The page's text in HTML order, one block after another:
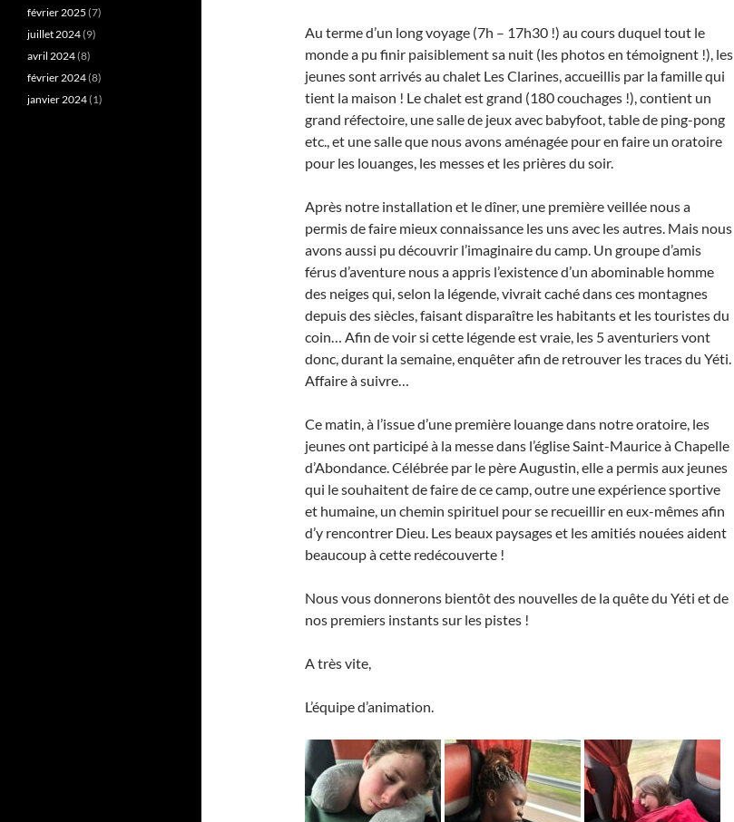
Au terme d’un long voyage (7h – 17h30 !) au cours duquel tout le
monde a pu finir paisiblement sa nuit (les photos en témoignent !), les
jeunes sont arrivés au chalet Les Clarines, accueillis par la famille qui
tient la maison ! Le chalet est grand (180 couchages !), contient un
grand réfectoire, une salle de jeux avec babyfoot, table de ping-pong
etc., et une salle que nous avons aménagée pour en faire un oratoire
pour les louanges, les messes et les prières du soir.
Après notre installation et le dîner, une première veillée nous a
permis de faire mieux connaissance les uns avec les autres. Mais nous
avons aussi pu découvrir l’imaginaire du camp. Un groupe d’amis
férus d’aventure nous a appris l’existence d’un abominable homme
des neiges qui, selon la légende, vivrait caché dans ces montagnes
depuis des siècles, faisant disparaître les habitants et les touristes du
coin… Afin de voir si cette légende est vraie, les 5 aventuriers vont
donc, durant la semaine, enquêter afin de retrouver les traces du Yéti.
Affaire à suivre…
Ce matin, à l’issue d’une première louange dans notre oratoire, les
jeunes ont participé à la messe dans l’église Saint-Maurice à Chapelle
d’Abondance. Célébrée par le père Augustin, elle a permis aux jeunes
qui le souhaitent de faire de ce camp, outre une expérience sportive
et humaine, un chemin spirituel pour se recueillir en eux-mêmes afin
d’y rencontrer Dieu. Les beaux paysages et les amitiés nouées aident
beaucoup à cette redécouverte !
Nous vous donnerons bientôt des nouvelles de la quête du Yéti et de
nos premiers instants sur les pistes !
A très vite,
L’équipe d’animation.
février 2025 (7)
juillet 2024(9)
avril 2024(8)
février 2024(8)
janvier 2024(1)